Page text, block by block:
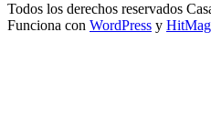
Todos los derechos reservados
Funciona con WordPress y HitMag